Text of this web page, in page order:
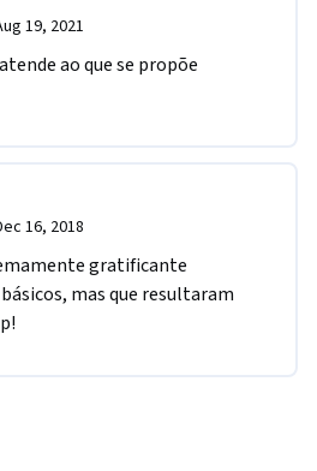
19, 2021
ao que se propõe
16, 2018
gratificante
mas que resultaram